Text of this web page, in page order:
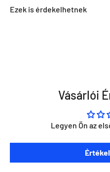
Vásárlói
Legyen Ön az
Szeretnéd ha napra
aktivitással